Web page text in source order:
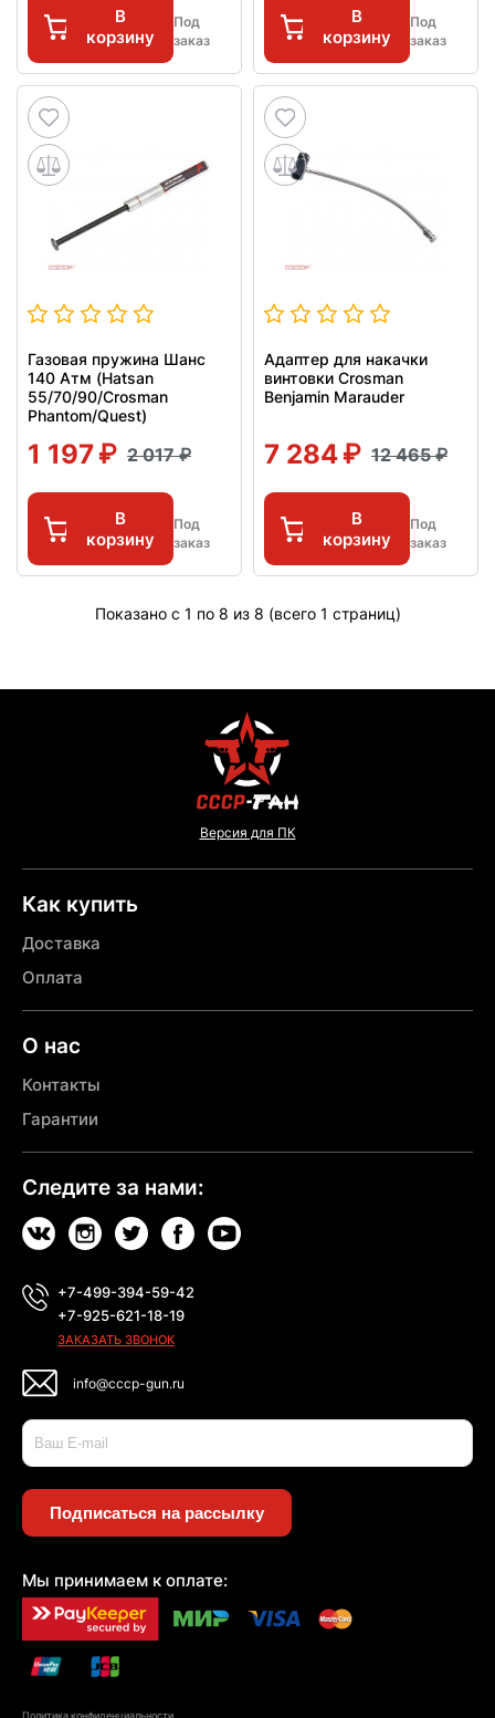
В
корзину
Под
заказ
В
корзину
Под
заказ
Газовая пружина Шанс
140 Атм (Hatsan
55/70/90/Crosman
Phantom/Quest)
1 197 2 017
В
корзину
Под
заказ
Адаптер для накачки
винтовки Crosman
Benjamin Marauder
7 284 12 465
В
корзину
Под
заказ
Показано с 1 по 8 из 8 (всего 1 страниц)
Версия для ПК
Как купить
Доставка
Оплата
О нас
Контакты
Гарантии
Следите за нами:
+7-499-394-59-42
+7-925-621-18-19
ЗАКАЗАТЬ ЗВОНОК
info@cccp-gun.ru
Подписаться на рассылку
Мы принимаем к оплате:
Политика конфиденциальности